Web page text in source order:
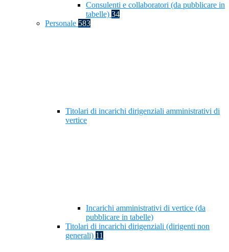
Consulenti e collaboratori (da pubblicare in
tabelle) 34
Personale 583
Titolari di incarichi dirigenziali amministrativi di
vertice
Incarichi amministrativi di vertice (da
pubblicare in tabelle)
Titolari di incarichi dirigenziali (dirigenti non
generali) 11